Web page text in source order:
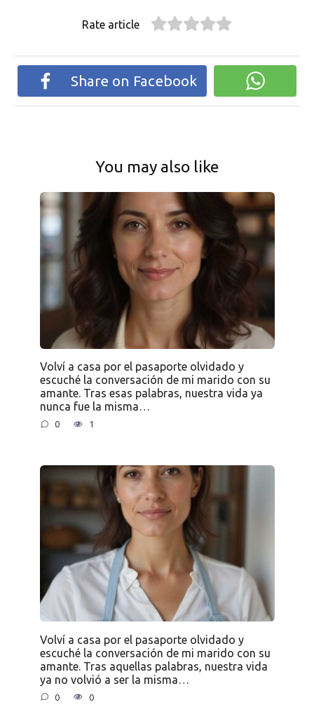
Rate article
Share on Facebook
You may also like
Volví a casa por el pasaporte olvidado y
escuché la conversación de mi marido con su
amante. Tras esas palabras, nuestra vida ya
nunca fue la misma…
0 1
Volví a casa por el pasaporte olvidado y
escuché la conversación de mi marido con su
amante. Tras aquellas palabras, nuestra vida
ya no volvió a ser la misma…
0 0